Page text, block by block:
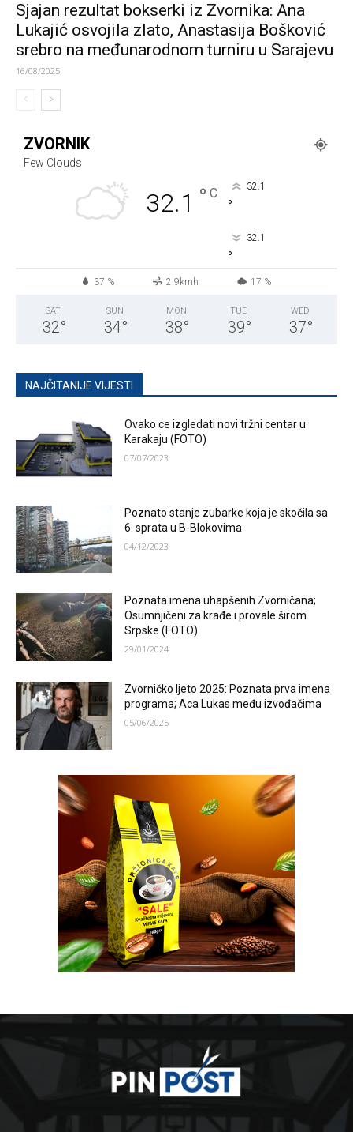
Sjajan rezultat bokserki iz Zvornika: Ana
Lukajić osvojila zlato, Anastasija Bošković
srebro na međunarodnom turniru u Sarajevu
16/08/2025
ZVORNIK
Few Clouds
32.1 ° C 32.1
°
32.1
°
37 % 2.9kmh 17 %
SAT
32°
SUN
34°
MON
38°
TUE
39°
WED
37°
NAJČITANIJE VIJESTI
Ovako ce izgledati novi tržni centar u
Karakaju (FOTO)
07/07/2023
Poznato stanje zubarke koja je skočila sa
6. sprata u B-Blokovima
04/12/2023
Poznata imena uhapšenih Zvorničana;
Osumnjičeni za krađe i provale širom
Srpske (FOTO)
29/01/2024
Zvorničko ljeto 2025: Poznata prva imena
programa; Aca Lukas među izvođačima
05/06/2025